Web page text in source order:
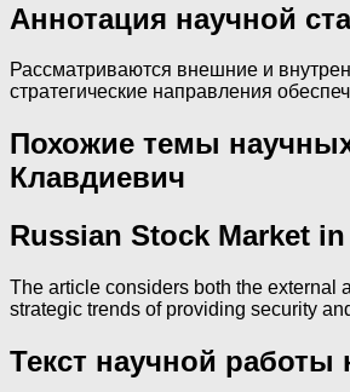
Аннотация научной
Рассматриваются внешние и
стратегические направления
Похожие темы
Клавдиевич
Russian Stock Market
The article considers both the external
strategic trends of providing security
Текст научной